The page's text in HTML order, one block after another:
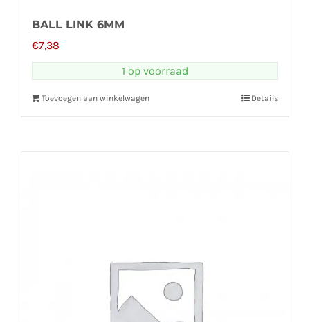
BALL LINK 6MM
€7,38
1 op voorraad
Toevoegen aan winkelwagen Details